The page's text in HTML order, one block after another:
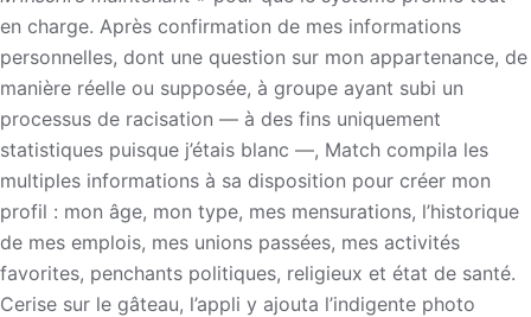
en charge. Après confirmation de mes informations
personnelles, dont une question sur mon appartenance, de
manière réelle ou supposée, à groupe ayant subi un
processus de racisation — à des fins uniquement
statistiques puisque j’étais blanc —, Match compila les
multiples informations à sa disposition pour créer mon
profil : mon âge, mon type, mes mensurations, l’historique
de mes emplois, mes unions passées, mes activités
favorites, penchants politiques, religieux et état de santé.
Cerise sur le gâteau, l’appli y ajouta l’indigente photo